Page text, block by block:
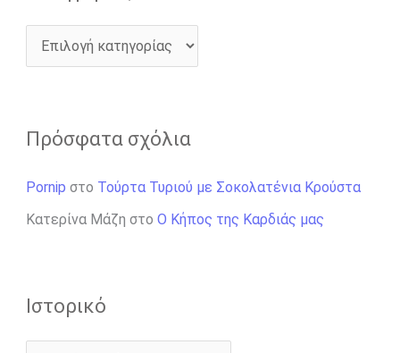
Πρόσφατα σχόλια
Pornip στο Τούρτα Τυριού με Σοκολατένια Κρούστα
Κατερίνα Μάζη στο Ο Κήπος της Καρδιάς μας
Ιστορικό